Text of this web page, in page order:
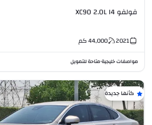
فولفو XC90 2.0L I4
2021
44,000كم
مواصفات خليجية•متاحة للتمويل
كأنها جديدة